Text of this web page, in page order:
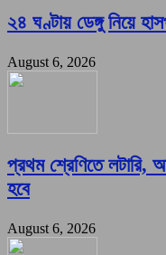
২৪ ঘণ্টায় ডেঙ্গু নিয়ে
August 6, 2026
প্রথম শ্রেণিতে লটারি,
হবে
August 6, 2026